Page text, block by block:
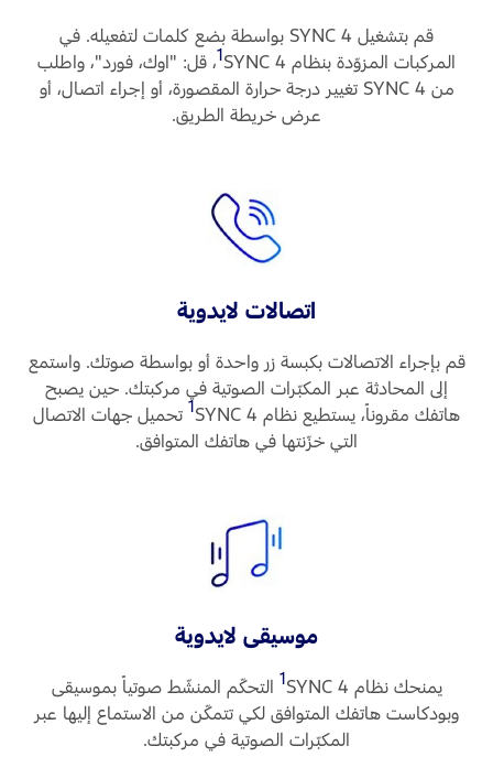
قم بتشغيل SYNC 4 بواسطة بضع كلمات لتفعيله. في
المركبات المزوّدة بنظام SYNC 4
1‏، قل: "اوك، فورد"، واطلب
من SYNC 4 تغيير درجة حرارة المقصورة، أو إجراء اتصال، أو
عرض خريطة الطريق.
اتصالات لايدوية
قم بإجراء الاتصالات بكبسة زر واحدة أو بواسطة صوتك. واستمع
إلى المحادثة عبر المكبّرات الصوتية في مركبتك. حين يصبح
هاتفك مقروناً، يستطيع نظام SYNC 4‏
1 تحميل جهات الاتصال
التي خزّنتها في هاتفك المتوافق.
موسيقى لايدوية
يمنحك نظام SYNC 4 1 ‏ التحكّم المنشّط صوتياً بموسيقى
وبودكاست هاتفك المتوافق لكي تتمكّن من الاستماع إليها عبر
المكبّرات الصوتية في مركبتك.